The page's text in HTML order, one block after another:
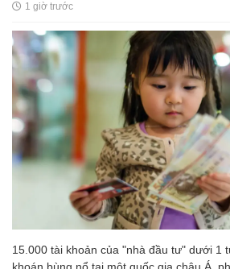
1 giờ trước
15.000 tài khoản của "nhà đầu tư" dưới 1
khoán bùng nổ tại một quốc gia châu Á,